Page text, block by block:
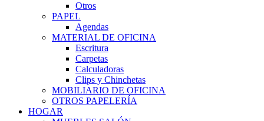
Otros
PAPEL
Agendas
MATERIAL DE OFICINA
Escritura
Carpetas
Calculadoras
Clips y Chinchetas
MOBILIARIO DE OFICINA
OTROS PAPELERÍA
HOGAR